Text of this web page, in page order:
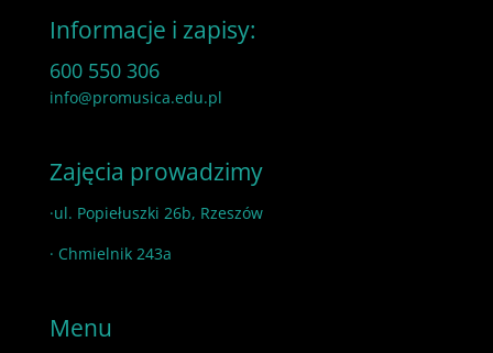
Informacje i zapisy:
600 550 306
info@promusica.edu.pl
Zajęcia prowadzimy
·ul. Popiełuszki 26b, Rzeszów
· Chmielnik 243a
Menu